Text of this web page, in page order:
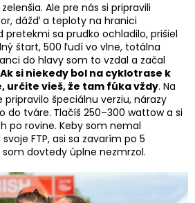
Ale pre nás si pripravili
dážď a teploty na hranici
sa prudko ochladilo, prišiel
štart, 500 ľudí vo vlne, totálna
do hlavy som to vzdal a začal
Ak si niekedy bol na cyklotrase k
určite vieš, že tam fúka vždy. Na
pripravilo špeciálnu verziu, nárazy
do tváre. Tlačíš 250–300 wattow a si
po rovine. Keby som nemal
FTP, asi sa zavarím po 5
dovtedy úplne nezmrzol.